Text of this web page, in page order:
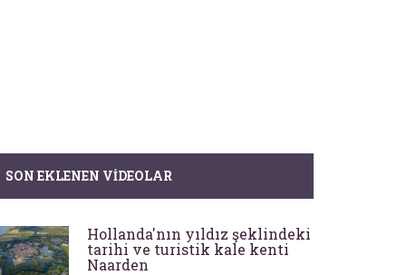
SON EKLENEN VIDEOLAR
Hollanda'nın yıldız şeklindeki
tarihi ve turistik kale kenti
Naarden